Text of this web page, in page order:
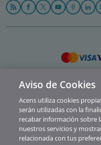
Aviso de Cookies
Acens utiliza cookies
serán utilizadas con la
recabar información sobre
nuestros servicios y
relacionada con tus